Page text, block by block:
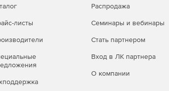
Server 2003, Server 2008, Windows 7; Mac OS X
листы
Распродажа
Семинары и вебинары
Стать партнером
Вход в ЛК партнера
О компании